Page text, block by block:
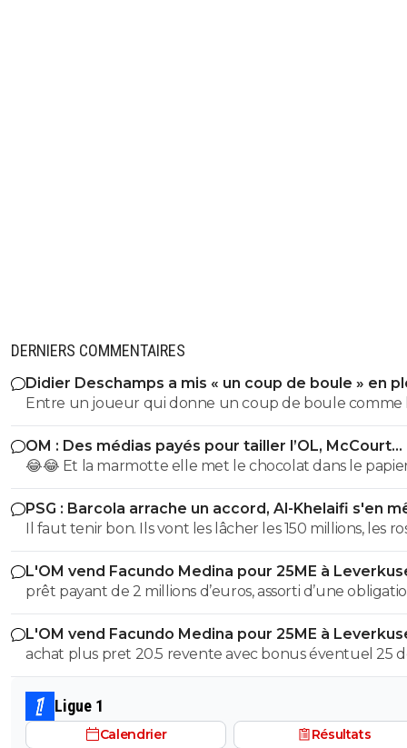
DERNIERS COMMENTAIRES
Didier Deschamps a mis « un coup de boule » en
Mondial
Entre un joueur qui donne un coup de boule comme
sélectionneur en poste, et la critique sur l' arrbitrage il
une sacré différence, l'arbitre n'a pas reçu de coup par
contre l' Italien lui oui Quel exemple pour les jeunes
poussent que de mettre un sélectionneur comme
vient d'être nommé !
OM : Des médias payés pour tailler l’OL, McCourt
accusé
😂😂 Et la marmotte elle met le chocolat dans le
pauvre foutre0. Les cons, ça ose tout, c'est même à ça
les reconnaît.
PSG : Barcola arrache un accord, Al-Khelaifi s'en
Il faut tenir bon. Ils vont les lâcher les 150 millions, les
!!
L'OM vend Facundo Medina pour 25ME à
prêt payant de 2 millions d’euros, assorti d’une
d’achat fixée à 18 millions, à laquelle s’ajoutent 2
bonus facilement atteignables
L'OM vend Facundo Medina pour 25ME à
achat plus pret 20.5 revente avec bonus éventuel 25
aux max 4.5M ce n'est pas avec cela que tu vas
caissesLigue 1
Calendrier Résultats